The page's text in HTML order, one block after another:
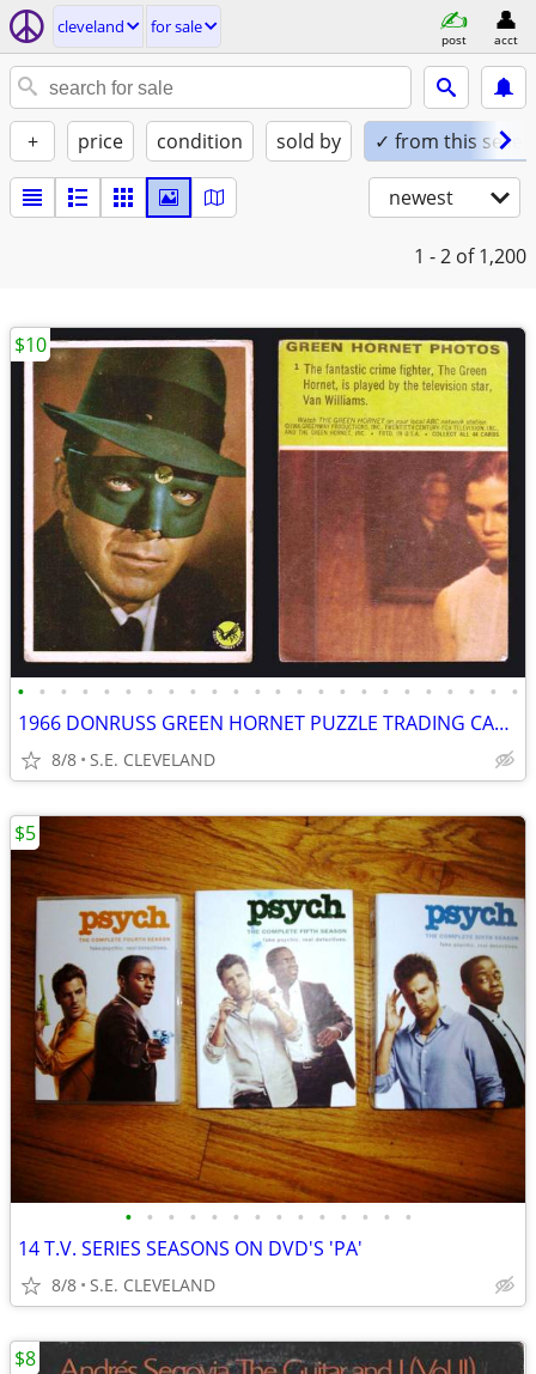
cleveland for sale
post acct
+ price condition sold by ✓ from this seller
newest
1 - 2 of 1,200
• • • • • • • • • • • • • • • • • • • • • • • •
1966 DONRUSS GREEN HORNET PUZZLE TRADING CARDS
8/8 S.E. CLEVELAND
$10
• • • • • • • • • • • • • •
14 T.V. SERIES SEASONS ON DVD'S 'PA'
8/8 S.E. CLEVELAND
$5
$8